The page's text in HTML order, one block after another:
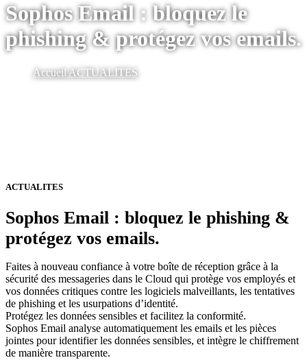
Sophos Email : bloquez le
phishing & protégez vos emails.
AccueilACTUALITES
ACTUALITES
Sophos Email : bloquez le phishing &
protégez vos emails.
Faites à nouveau confiance à votre boîte de réception grâce à la
sécurité des messageries dans le Cloud qui protège vos employés et
vos données critiques contre les logiciels malveillants, les tentatives
de phishing et les usurpations d’identité.
Protégez les données sensibles et facilitez la conformité.
Sophos Email analyse automatiquement les emails et les pièces
jointes pour identifier les données sensibles, et intègre le chiffrement
de manière transparente.